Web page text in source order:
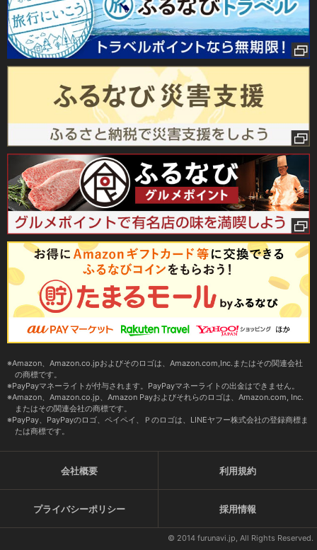
Amazon、Amazon.co.jpおよびそのロゴは、Amazon.com,Inc.またはその関連会社
の商標です。
PayPayマネーライトが付与されます。PayPayマネーライトの出金はできません。
Amazon、Amazon.co.jp、Amazon Payおよびそれらのロゴは、Amazon.com, Inc.
またはその関連会社の商標です。
PayPay、PayPayのロゴ、ペイペイ、Ｐのロゴは、LINEヤフー株式会社の登録商標ま
たは商標です。
会社概要 利用規約
プライバシーポリシー 採用情報
© 2014 furunavi.jp, All Rights Reserved.